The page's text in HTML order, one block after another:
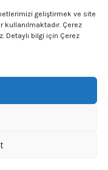
geliştirmek ve site
kullanılmaktadır. Çerez
Detaylı bilgi için Çerez